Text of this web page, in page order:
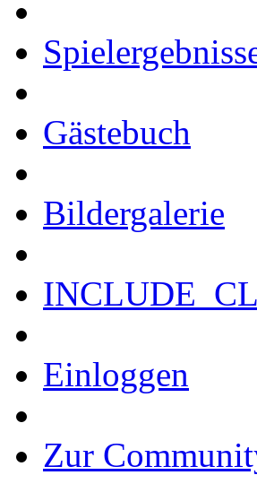
Gästebuch
Bildergalerie
Einloggen
Zur